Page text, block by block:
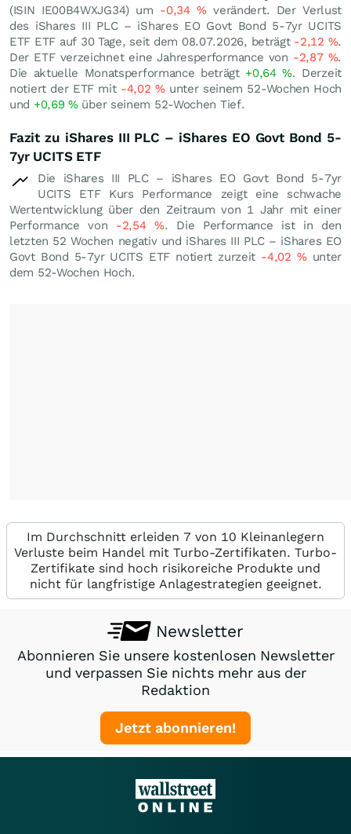
(ISIN IE00B4WXJG34) um -0,34%verändert. Der Verlust
des iShares III PLC – iShares EO Govt Bond 5-7yr UCITS
ETF ETF auf 30 Tage, seit dem 08.07.2026, beträgt -2,12 %.
Der ETF verzeichnet eine Jahresperformance von -2,87 %.
Die aktuelle Monatsperformance beträgt +0,64%. Derzeit
notiert der ETF mit -4,02 %unter seinem 52-Wochen Hoch
und +0,69%über seinem 52-Wochen Tief.
Fazit zu iShares III PLC – iShares EO Govt Bond 5-
7yr UCITS ETF
Die iShares III PLC – iShares EO Govt Bond 5-7yr
UCITS ETF Kurs Performance zeigt eine schwache
Wertentwicklung über den Zeitraum von 1 Jahr mit einer
Performance von -2,54%. Die Performance ist in den
letzten 52 Wochen negativ und iShares III PLC – iShares EO
Govt Bond 5-7yr UCITS ETF notiert zurzeit -4,02 %unter
dem 52-Wochen Hoch.
Im Durchschnitt erleiden 7 von 10 Kleinanlegern
Verluste beim Handel mit Turbo-Zertifikaten. Turbo-
Zertifikate sind hoch risikoreiche Produkte und
nicht für langfristige Anlagestrategien geeignet.
Newsletter
Abonnieren Sie unsere kostenlosen Newsletter
und verpassen Sie nichts mehr aus der
Redaktion
Jetzt abonnieren!